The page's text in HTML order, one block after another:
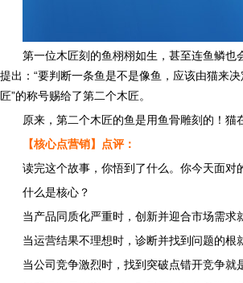
第一位木匠刻的鱼栩栩如生，甚至连鱼鳞
提出：“要判断一条鱼是不是像鱼，应该由猫来
匠”的称号赐给了第二个木匠。
原来，第二个木匠的鱼是用鱼骨雕刻的！
【核心点营销】点评：
读完这个故事，你悟到了什么。你今天面对
什么是核心？
当产品同质化严重时，创新并迎合市场需求
当运营结果不理想时，诊断并找到问题的根
当公司竞争激烈时，找到突破点错开竞争就